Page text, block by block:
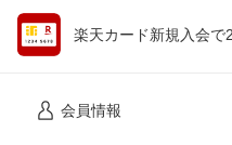
楽天カード新規入会で
会員情報